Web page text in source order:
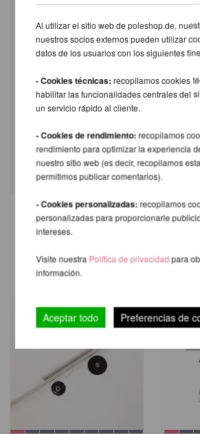
Vídeo de instalación del
TAMBIÉN LE
LOS SIGUIENTES
Al utilizar el sitio web de poleshop.de,
nuestros socios externos pueden utilizar
datos de los usuarios con los siguientes
- Cookies técnicas:recopilamos cookies
habilitar las funcionalidades centrales del
un servicio rápido al cliente.
- Cookies de rendimiento: recopilamos
rendimiento para optimizar la experiencia
nuestro sitio web (es decir, recopilamos
permitimos publicar comentarios).
- Cookies personalizadas: recopilamos
personalizadas para proporcionarle
intereses.
Visite nuestra Política de privacidadpara
información.
Aceptar todo Preferencias de